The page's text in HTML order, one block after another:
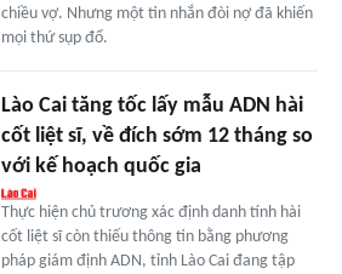
chiều vợ. Nhưng một tin nhắn đòi nợ đã khiến
mọi thứ sụp đổ.
Lào Cai tăng tốc lấy mẫu ADN hài
cốt liệt sĩ, về đích sớm 12 tháng so
với kế hoạch quốc gia
Thực hiện chủ trương xác định danh tính hài
cốt liệt sĩ còn thiếu thông tin bằng phương
pháp giám định ADN, tỉnh Lào Cai đang tập